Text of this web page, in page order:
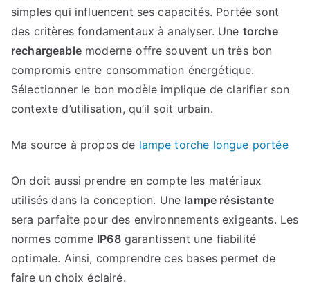
simples qui influencent ses capacités. Portée sont
des critères fondamentaux à analyser. Une torche
rechargeablemoderne offre souvent un très bon
compromis entre consommation énergétique.
Sélectionner le bon modèle implique de clarifier son
contexte d’utilisation, qu’il soit urbain.
Ma source à propos de lampe torche longue portée
On doit aussi prendre en compte les matériaux
utilisés dans la conception. Une lampe résistante
sera parfaite pour des environnements exigeants. Les
normes comme IP68garantissent une fiabilité
optimale. Ainsi, comprendre ces bases permet de
faire un choix éclairé.